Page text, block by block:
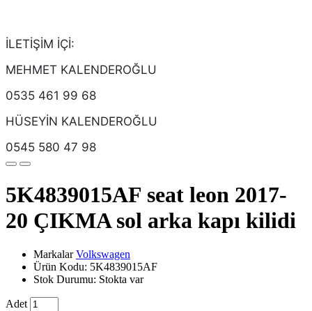
İLETİŞİM İÇİ:
MEHMET KALENDEROĞLU
0535 461 99 68
HÜSEYİN KALENDEROĞLU
0545 580 47 98
5K4839015AF seat leon 2017-
20 ÇIKMA sol arka kapı kilidi
MarkalarVolkswagen
Ürün Kodu: 5K4839015AF
Stok Durumu: Stokta var
Adet